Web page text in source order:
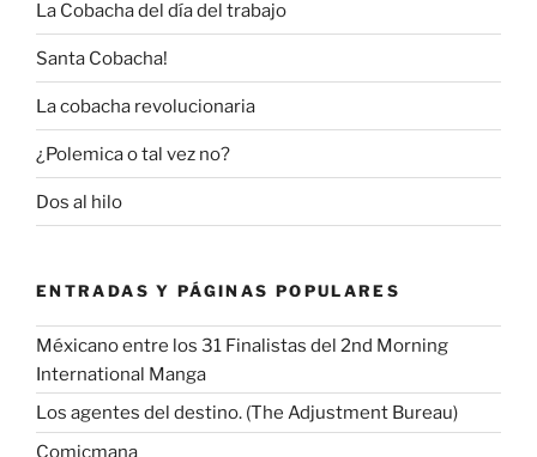
La Cobacha del día del trabajo
Santa Cobacha!
La cobacha revolucionaria
¿Polemica o tal vez no?
Dos al hilo
ENTRADAS Y PÁGINAS POPULARES
Méxicano entre los 31 Finalistas del 2nd Morning
International Manga
Los agentes del destino. (The Adjustment Bureau)
Comicmana